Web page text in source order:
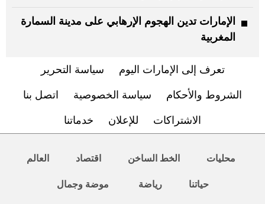
الإمارات تدين الهجوم الإرهابي على مدينة السمارة
المغربية
تعرف إلى الإمارات اليوم سياسة التحرير
الشروط والأحكام سياسة الخصوصية اتصل بنا
الاشتراكات للإعلان خدماتنا
محليات الخط الساخن اقتصاد العالم
حياتنا رياضة موضة وجمال